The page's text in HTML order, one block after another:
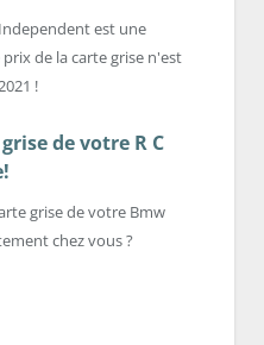
est une
de la carte grise n'est
!
de votre R C
grise de votre Bmw
chez vous ?